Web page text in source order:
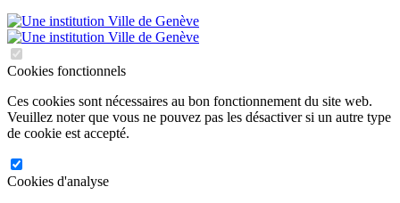
Cookies fonctionnels
Ces cookies sont nécessaires au bon fonctionnement du site web.
Veuillez noter que vous ne pouvez pas les désactiver si un autre type
de cookie est accepté.
Cookies d'analyse